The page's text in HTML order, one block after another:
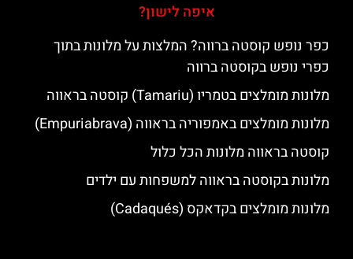
איפה לישון?
כפר נופש קוסטה ברווה? המלצות על מלונות בתוך
כפרי נופש בקוסטה ברווה
מלונות מומלצים בטמריו (Tamariu) קוסטה בראווה
מלונות מומלצים באמפוריה בראווה (Empuriabrava)
קוסטה בראווה מלונות הכל כלול
מלונות בקוסטה בראווה למשפחות עם ילדים
מלונות מומלצים בקדאקס (Cadaqués)